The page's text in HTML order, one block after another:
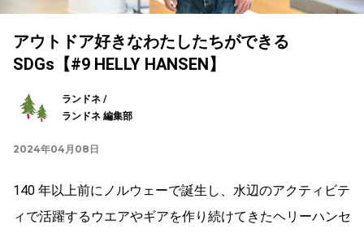
アウトドア好きなわたしたちができる
SDGs【#9 HELLY HANSEN】
ランドネ /
ランドネ 編集部
2024年04月08日
140 年以上前にノルウェーで誕生し、水辺のアクティビテ
ィで活躍するウエアやギアを作り続けてきたヘリーハンセ